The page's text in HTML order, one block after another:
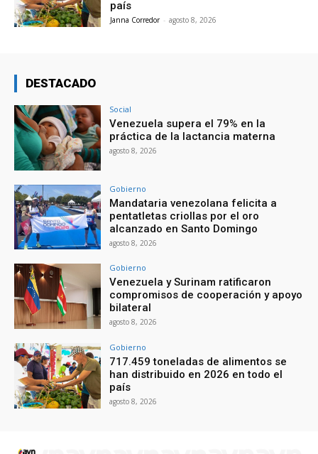
país
Janna Corredor - agosto 8, 2026
DESTACADO
Social
Venezuela supera el 79% en la
práctica de la lactancia materna
agosto 8, 2026
Gobierno
Mandataria venezolana felicita a
pentatletas criollas por el oro
alcanzado en Santo Domingo
agosto 8, 2026
Gobierno
Venezuela y Surinam ratificaron
compromisos de cooperación y apoyo
bilateral
agosto 8, 2026
Gobierno
717.459 toneladas de alimentos se
han distribuido en 2026 en todo el
país
agosto 8, 2026